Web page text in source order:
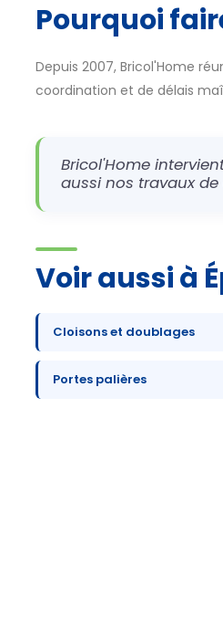
Pourquoi
Depuis 2007, Bricol'Home
coordination et de délais
Bricol'Home
aussi nos travaux de
Voir aussi à
Cloisons et doublages
Portes palières